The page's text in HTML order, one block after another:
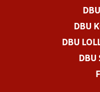
DBU
DBU